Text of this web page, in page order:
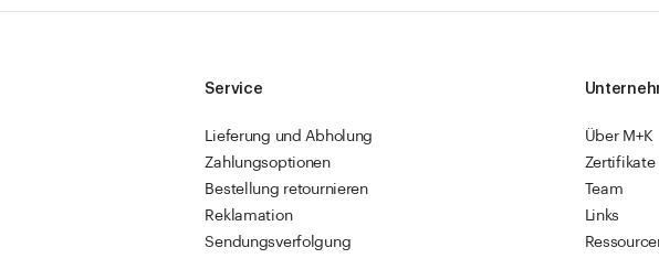
Service
Lieferung und Abholung
Zahlungsoptionen
Bestellung retournieren
Reklamation
Sendungsverfolgung
Über M+K
Zertifikate
Team
Links